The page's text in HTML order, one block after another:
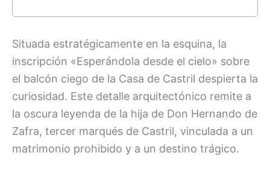
Situada estratégicamente en la esquina, la
inscripción «Esperándola desde el cielo» sobre
el balcón ciego de la Casa de Castril despierta la
curiosidad. Este detalle arquitectónico remite a
la oscura leyenda de la hija de Don Hernando de
Zafra, tercer marqués de Castril, vinculada a un
matrimonio prohibido y a un destino trágico.